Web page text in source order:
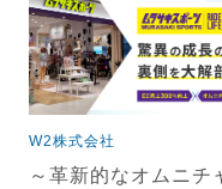
W2株式会社
～革新的なオムニチ